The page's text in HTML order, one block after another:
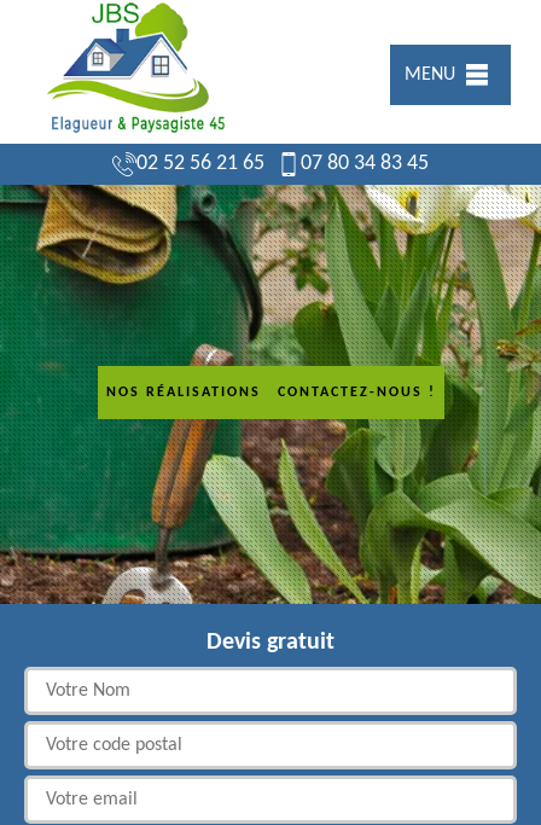
MENU
02 52 56 21 65 07 80 34 83 45
NOS RÉALISATIONS CONTACTEZ-NOUS !
Devis gratuit